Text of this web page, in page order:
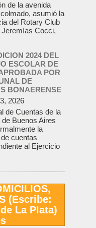
de la avenida
asumió la
del Rotary Club
Jeremías Cocci,
2024 DEL
ESCOLAR DE
POR
DE
BONAERENSE
2026
de Cuentas de la
Buenos Aires
la
cuentas
al Ejercicio